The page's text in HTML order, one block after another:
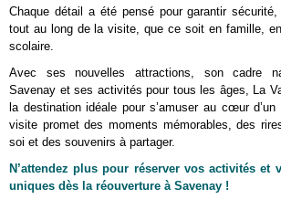
Chaque détail a été pensé pour garantir
tout au long de la visite, que ce soit en famille,
scolaire.
Avec ses nouvelles attractions, son cadre
Savenay et ses activités pour tous les âges, La
la destination idéale pour s’amuser au cœur d’un
visite promet des moments mémorables, des
soi et des souvenirs à partager.
N’attendez plus pour réserver vos activités et
uniques dès la réouverture à Savenay !